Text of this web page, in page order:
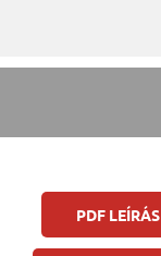
PDF LEÍRÁS